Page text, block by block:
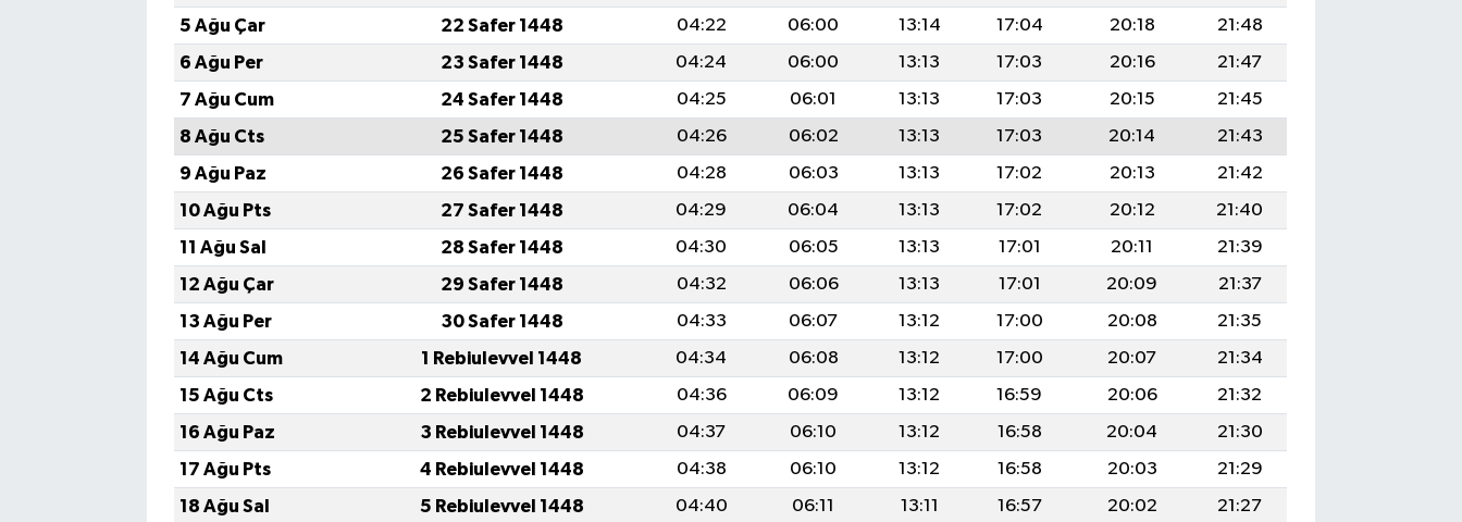
5 Ağu Çar
22 Safer 1448 04:22 06:00 13:14 17:04 20:18
21:48
6 Ağu Per
23 Safer 1448 04:24 06:00 13:13 17:03 20:16
21:47
7 Ağu Cum
24 Safer 1448 04:25 06:01 13:13 17:03 20:15
21:45
8 Ağu Cts
25 Safer 1448 04:26 06:02 13:13 17:03 20:14
21:43
9 Ağu Paz
26 Safer 1448 04:28 06:03 13:13 17:02 20:13
21:42
10 Ağu Pts
27 Safer 1448 04:29 06:04 13:13 17:02 20:12
21:40
11 Ağu Sal
28 Safer 1448 04:30 06:05 13:13 17:01 20:11
21:39
12 Ağu Çar
29 Safer 1448 04:32 06:06 13:13 17:01 20:09
21:37
13 Ağu Per
30 Safer 1448 04:33 06:07 13:12 17:00 20:08
21:35
14 Ağu Cum
1 Rebiulevvel 1448 04:34 06:08 13:12 17:00 20:07
21:34
15 Ağu Cts
2 Rebiulevvel 1448 04:36 06:09 13:12 16:59 20:06
21:32
16 Ağu Paz
3 Rebiulevvel 1448 04:37 06:10 13:12 16:58 20:04
21:30
17 Ağu Pts
4 Rebiulevvel 1448 04:38 06:10 13:12 16:58 20:03
21:29
18 Ağu Sal
5 Rebiulevvel 1448 04:40 06:11 13:11 16:57 20:02
21:27